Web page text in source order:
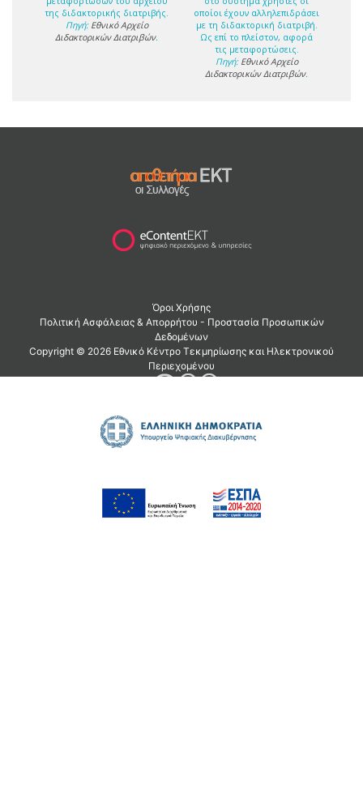
της διδακτορικής διατριβής.
Πηγή: Εθνικό Αρχείο
Διδακτορικών Διατριβών.
οποίοι έχουν αλληλεπιδράσει
με τη διδακτορική διατριβή.
Ως επί το πλείστον, αφορά
τις μεταφορτώσεις.
Πηγή: Εθνικό Αρχείο
Διδακτορικών Διατριβών.